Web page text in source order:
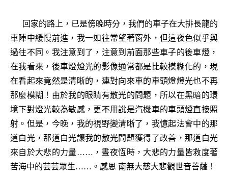
回家的路上，已是傍晚時分，我們的車子在大排長龍的
車陣中緩慢前進，我一如往常望著窗外，但這夜色似乎與
過往不同。我注意到了，注意到前面那些車子的後車燈，
在我看來，後車燈燈光的影像通常都是比較模糊化的，現
在看起來竟然是清晰的，連對向來車的車頭燈燈光也不再
那麼模糊！由於我的眼睛有散光的問題，所以在黑暗的環
境下對燈光較為敏感，更不用說是汽機車的車頭燈直接照
射。但是，今晚，我的視野變清晰了，我憶起法會中的那
道白光，那道白光讓我的散光問題獲得了改善，那道白光
來自於大悲的力量……，晝夜恆時，大悲的力量皆救度著
苦海中的芸芸眾生……。感恩 南無大慈大悲觀世音菩薩！